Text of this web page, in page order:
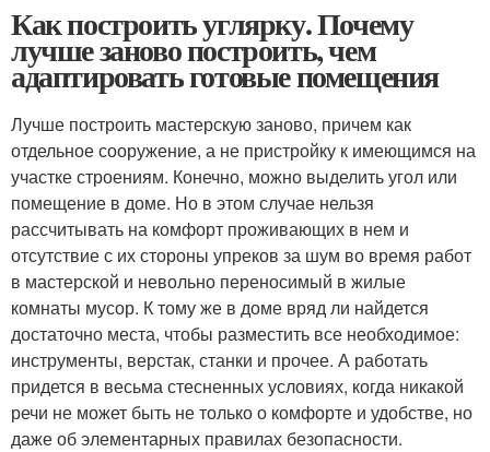
Как построить углярку. Почему
лучше заново построить, чем
адаптировать готовые помещения
Лучше построить мастерскую заново, причем как
отдельное сооружение, а не пристройку к имеющимся на
участке строениям. Конечно, можно выделить угол или
помещение в доме. Но в этом случае нельзя
рассчитывать на комфорт проживающих в нем и
отсутствие с их стороны упреков за шум во время работ
в мастерской и невольно переносимый в жилые
комнаты мусор. К тому же в доме вряд ли найдется
достаточно места, чтобы разместить все необходимое:
инструменты, верстак, станки и прочее. А работать
придется в весьма стесненных условиях, когда никакой
речи не может быть не только о комфорте и удобстве, но
даже об элементарных правилах безопасности.